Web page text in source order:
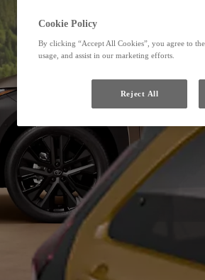
Cookie Policy
By clicking “Accept All Cookies”, you agree to
usage, and assist in our marketing efforts.
Reject All